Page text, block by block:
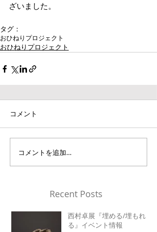
ざいました。
タグ：
おひねりプロジェクト
おひねりプロジェクト
コメント
コメントを追加…
Recent Posts
西村卓展『埋める/埋もれ
る』イベント情報